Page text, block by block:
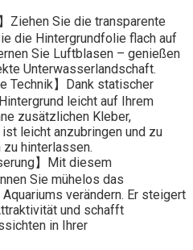
Ziehen Sie die transparente
die Hintergrundfolie flach auf
Sie Luftblasen – genießen
Unterwasserlandschaft.
Technik】Dank statischer
leicht auf Ihrem
zusätzlichen Kleber,
ist leicht anzubringen und zu
zu hinterlassen.
】Mit diesem
Sie mühelos das
verändern. Er steigert
und schafft
in Ihrer